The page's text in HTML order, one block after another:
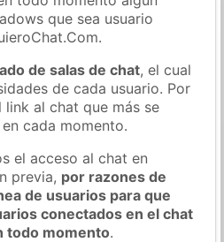
que sea usuario
de salas de chat, el cual
de cada usuario. Por
al chat que más se
cada momento.
el acceso al chat en
previa, por razones de
de usuarios para que
conectados en el chat
todo momento.